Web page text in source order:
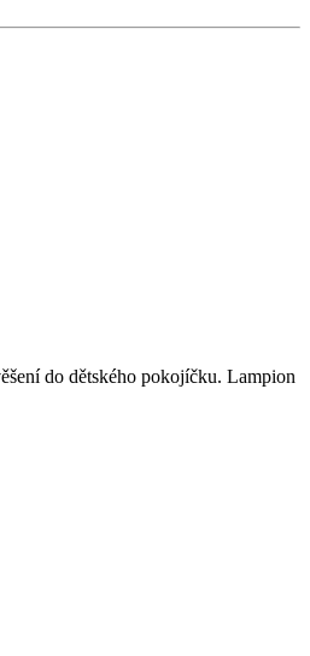
do dětského pokojíčku. Lampion